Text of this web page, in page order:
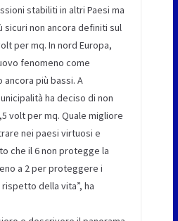
stabiliti in altri Paesi ma
sicuri non ancora definiti sul
per mq. In nord Europa,
fenomeno come
più bassi. A
ha deciso di non
volt per mq. Quale migliore
nei paesi virtuosi e
che il 6 non protegge la
a 2 per proteggere i
della vita”, ha